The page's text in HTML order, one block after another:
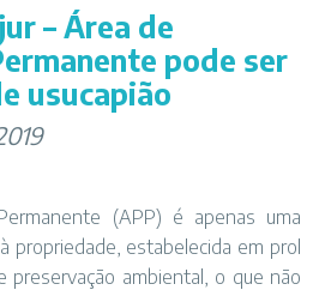
– Área de
pode ser
usucapião
(APP) é apenas uma
propriedade, estabelecida em prol
ambiental, o que não